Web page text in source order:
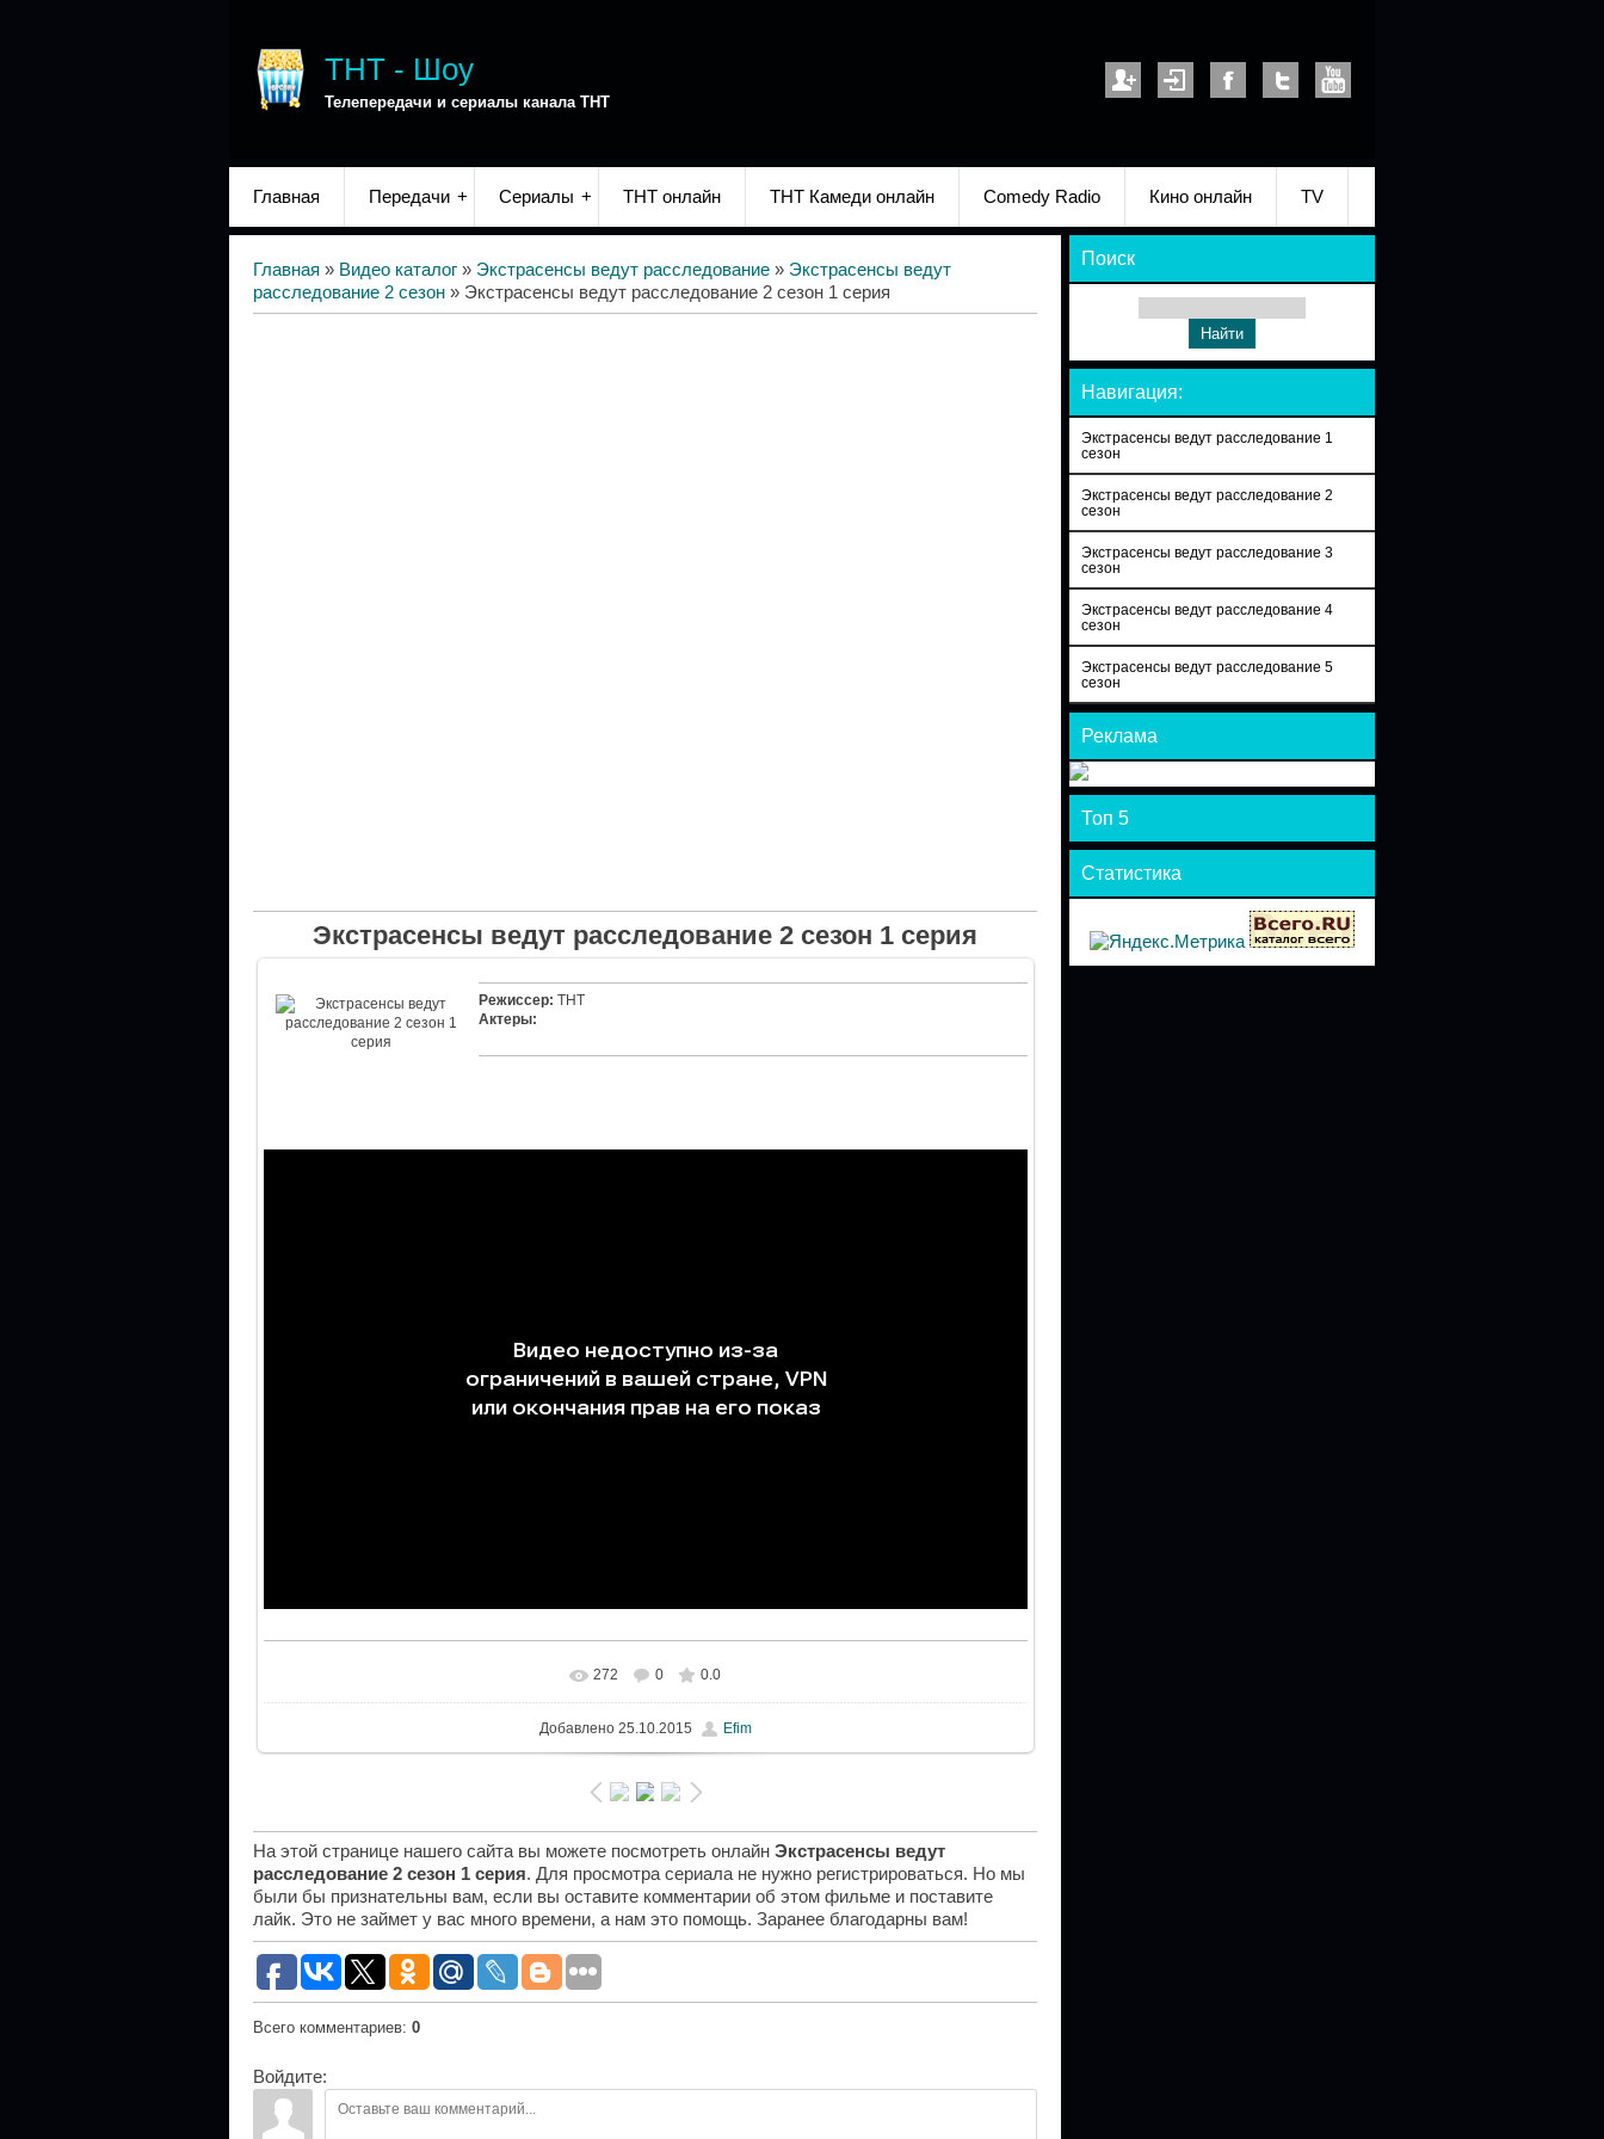
ТНТ - Шоу
Телепередачи и сериалы канала ТНТ
Главная Передачи Сериалы ТНТ онлайн ТНТ Камеди онлайн Comedy Radio Кино онлайн TV
Главная » Видео каталог » Экстрасенсы ведут расследование » Экстрасенсы ведут
расследование 2 сезон » Экстрасенсы ведут расследование 2 сезон 1 серия
Экстрасенсы ведут расследование 2 сезон 1 серия
Режиссер: ТНТ
Актеры:
272 0 0.0
Добавлено25.10.2015 Efim
На этой странице нашего сайта вы можете посмотреть онлайн Экстрасенсы ведут
расследование 2 сезон 1 серия. Для просмотра сериала не нужно регистрироваться. Но мы
были бы признательны вам, если вы оставите комментарии об этом фильме и поставите
лайк. Это не займет у вас много времени, а нам это помощь. Заранее благодарны вам!
Всего комментариев: 0
Войдите:
Поиск
Навигация:
Экстрасенсы ведут расследование 1
сезон
Экстрасенсы ведут расследование 2
сезон
Экстрасенсы ведут расследование 3
сезон
Экстрасенсы ведут расследование 4
сезон
Экстрасенсы ведут расследование 5
сезон
Реклама
Топ 5
Статистика